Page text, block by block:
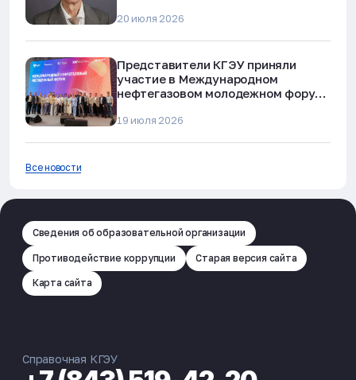
20 июля 2026
Представители КГЭУ приняли
участие в Международном
нефтегазовом молодежном форуме
19 июля 2026
Все новости
Сведения об образовательной организации
Противодействие коррупции Старая версия сайта
Карта сайта
Справочная КГЭУ